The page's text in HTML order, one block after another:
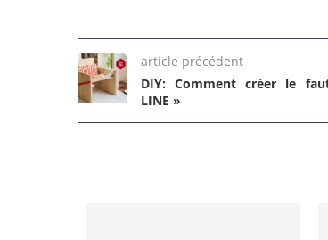
article précédent
DIY: Comment créer le
LINE »